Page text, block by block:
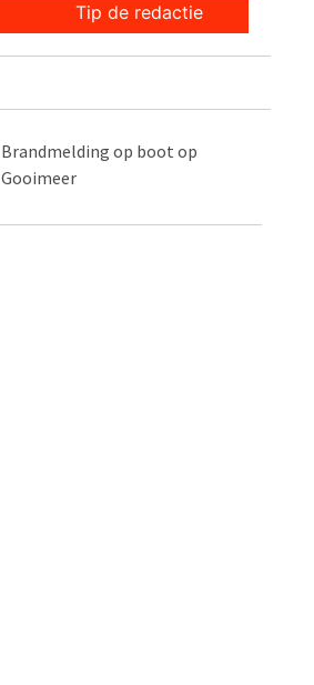
Tip de redactie
Brandmelding op boot op
Gooimeer